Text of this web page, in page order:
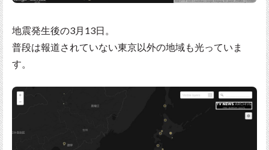
地震発生後の3月13日。
普段は報道されていない東京以外の地域も光っていま
す。